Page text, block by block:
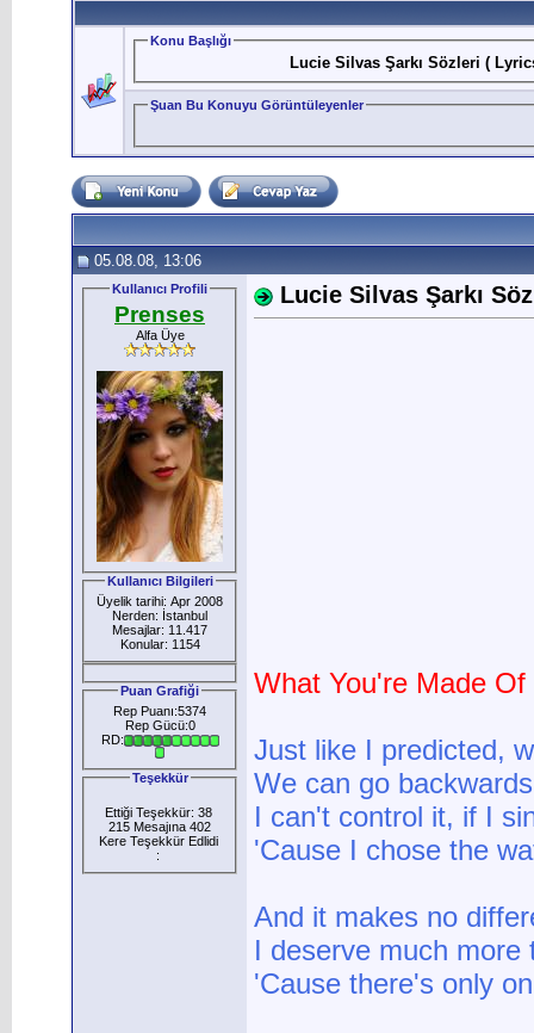
Konu Başlığı
Lucie Silvas Şarkı Sözleri (
Şuan Bu Konuyu Görüntüleyenler
05.08.08, 13:06
Kullanıcı Profili
Prenses
Alfa Üye
Kullanıcı Bilgileri
Üyelik tarihi: Apr 2008
Nerden: İstanbul
Mesajlar: 11.417
Konular: 1154
Puan Grafiği
Rep Puanı:5374
Rep Gücü:0
RD:
Teşekkür
Ettiği Teşekkür: 38
215 Mesajına 402
Kere Teşekkür Edlidi
:
Lucie Silvas Şarkı
What You're Made Of
Just like I predicted,
We can go
I can't control it, if I
'Cause I chose the
And it makes no
I deserve much more
'Cause there's only